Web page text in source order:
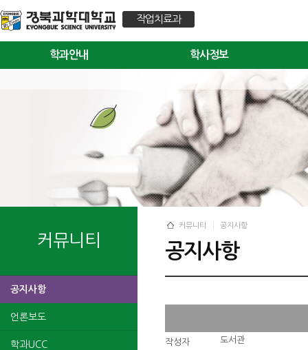
작업치료과
학과안내 학사정보
커뮤니티
공지사항
언론보도
학과UCC
커뮤니티 공지사항
공지사항
작성자 도서관